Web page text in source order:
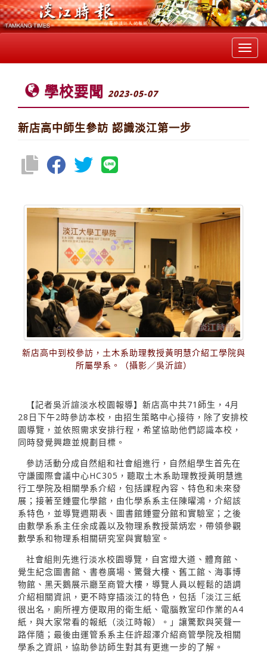
學校要聞 2023-05-07
新店高中師生參訪 認識淡江第一步
新店高中到校參訪，土木系助理教授黃明慧介紹工學院與
所屬學系。（攝影／吳沂諠）
【記者吳沂諠淡水校園報導】新店高中共71師生，4月
28日下午2時參訪本校，由招生策略中心接待，除了安排校
園導覽，並依照需求安排行程，希望協助他們認識本校，
同時發覺興趣並規劃目標。
參訪活動分成自然組和社會組進行，自然組學生首先在
守謙國際會議中心HC305，聽取土木系助理教授黃明慧進
行工學院及相關學系介紹，包括課程內容、特色和未來發
展；接著至鍾靈化學館，由化學系系主任陳曜鴻，介紹該
系特色，並導覽週期表、圖書館鍾靈分館和實驗室；之後
由數學系系主任余成義以及物理系教授葉炳宏，帶領參觀
數學系和物理系相關研究室與實驗室。
社會組則先進行淡水校園導覽，自宮燈大道、體育館、
覺生紀念圖書館、書卷廣場、驚聲大樓、舊工館、海事博
物館、黑天鵝展示廳至商管大樓，導覽人員以輕鬆的語調
介紹相關資訊，更不時穿插淡江的特色，包括「淡江三紙
很出名，廁所裡方便取用的衛生紙、電腦教室印作業的A4
紙，與大家常看的報紙（淡江時報）。」讓驚歎與笑聲一
路伴隨；最後由運管系系主任許超澤介紹商管學院及相關
學系之資訊，協助參訪師生對其有更進一步的了解。